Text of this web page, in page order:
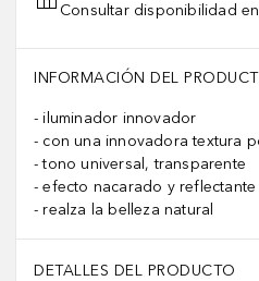
Consultar disponibilidad
INFORMACIÓN DEL
iluminador innovador
con una innovadora textura
tono universal, transparente
efecto nacarado y reflectante
realza la belleza natural
DETALLES DEL PRODUCTO